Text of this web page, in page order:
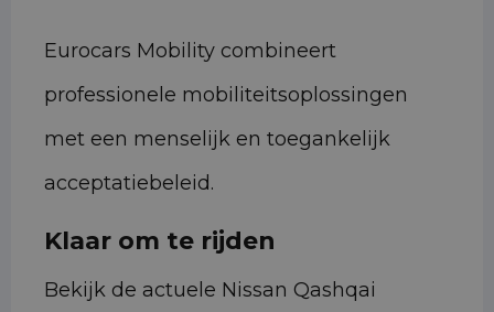
Eurocars Mobility combineert
professionele mobiliteitsoplossingen
met een menselijk en toegankelijk
acceptatiebeleid.
Klaar om te rijden
Bekijk de actuele Nissan Qashqai